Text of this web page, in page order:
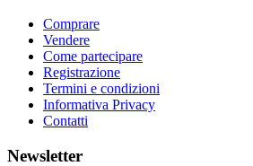
Comprare
Vendere
Come partecipare
Registrazione
Termini e condizioni
Informativa Privacy
Contatti
Newsletter